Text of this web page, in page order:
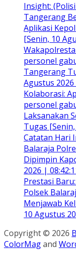
Insight:
Tangerang
Aplikasi
[Senin, 10
personel
Tangerang
Agustus
Kolaborasi:
personel
Laksanakan
Tugas
Catatan Hari
Balaraja
Dipimpin
2026 |
Prestasi
Polsek
Menjawab
10 Agustus
Copyright © 2026
ColorMagand